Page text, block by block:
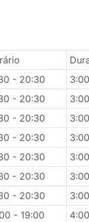
- 20:30 3:00
- 20:30 3:00
- 20:30 3:00
- 20:30 3:00
- 20:30 3:00
- 20:30 3:00
- 20:30 3:00
- 19:00 4:00